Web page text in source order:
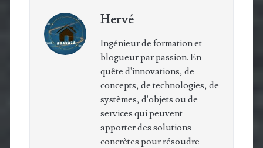
Hervé
Ingénieur de formation et
blogueur par passion. En
quête d'innovations, de
concepts, de technologies, de
systèmes, d'objets ou de
services qui peuvent
apporter des solutions
concrètes pour résoudre